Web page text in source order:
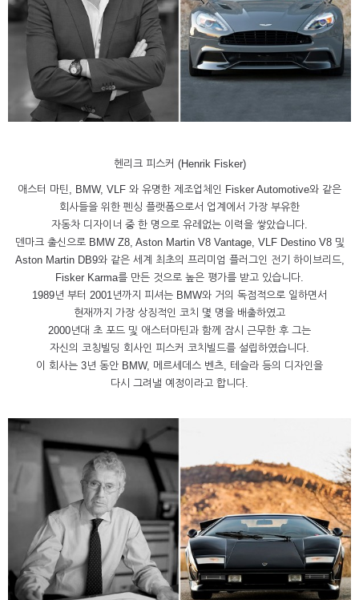
헨리크 피스커 (Henrik Fisker)
애스터 마틴, BMW, VLF 와 유명한 제조업체인 Fisker Automotive와 같은
회사들을 위한 펜싱 플랫폼으로서 업계에서 가장 부유한
자동차 디자이너 중 한 명으로 유레없는 이력을 쌓았습니다.
덴마크 출신으로 BMW Z8, Aston Martin V8 Vantage, VLF Destino V8 및
Aston Martin DB9와 같은 세계 최초의 프리미엄 플러그인 전기 하이브리드,
Fisker Karma를 만든 것으로 높은 평가를 받고 있습니다.
1989년 부터 2001년까지 피셔는 BMW와 거의 독점적으로 일하면서
현재까지 가장 상징적인 코치 몇 명을 배출하였고
2000년대 초 포드 및 애스터마틴과 함께 잠시 근무한 후 그는
자신의 코칭빌딩 회사인 피스커 코치빌드를 설립하였습니다.
이 회사는 3년 동안 BMW, 메르세데스 벤츠, 테슬라 등의 디자인을
다시 그려낼 예정이라고 합니다.